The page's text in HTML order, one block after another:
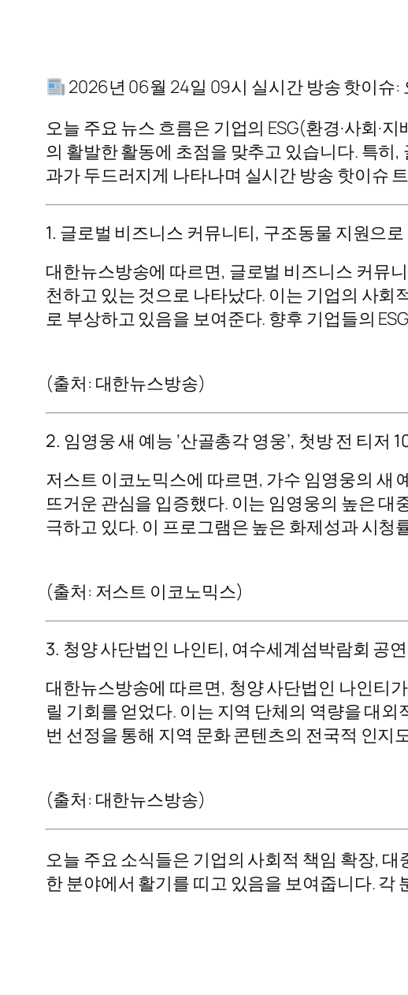
2026년 06월 24일 09시 실시간 방송 핫이슈:
오늘 주요 뉴스 흐름은 기업의 ESG(환경·사회·
의 활발한 활동에 초점을 맞추고 있습니다. 특
과가 두드러지게 나타나며 실시간 방송 핫이슈
1. 글로벌 비즈니스 커뮤니티, 구조동물 지원으로
대한뉴스방송에 따르면, 글로벌 비즈니스 커뮤
천하고 있는 것으로 나타났다. 이는 기업의 사회
로 부상하고 있음을 보여준다. 향후 기업들의
(출처: 대한뉴스방송)
2. 임영웅 새 예능 ‘산골총각 영웅’, 첫방 전 티저
저스트 이코노믹스에 따르면, 가수 임영웅의 새
뜨거운 관심을 입증했다. 이는 임영웅의 높은
극하고 있다. 이 프로그램은 높은 화제성과 시청
(출처: 저스트 이코노믹스)
3. 청양 사단법인 나인티, 여수세계섬박람회 공
대한뉴스방송에 따르면, 청양 사단법인 나인티
릴 기회를 얻었다. 이는 지역 단체의 역량을 대
번 선정을 통해 지역 문화 콘텐츠의 전국적 인지
(출처: 대한뉴스방송)
오늘 주요 소식들은 기업의 사회적 책임 확장,
한 분야에서 활기를 띠고 있음을 보여줍니다.